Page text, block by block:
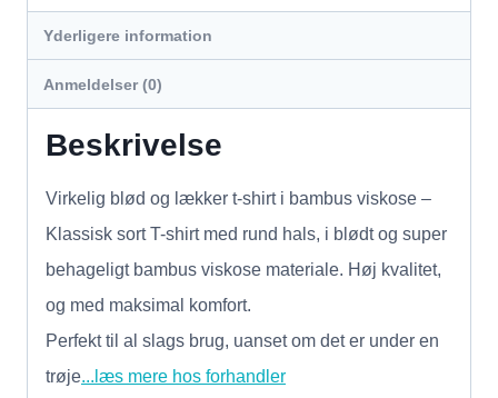
Yderligere information
Anmeldelser (0)
Beskrivelse
Virkelig blød og lækker t-shirt i bambus viskose –
Klassisk sort T-shirt med rund hals, i blødt og super
behageligt bambus viskose materiale. Høj kvalitet,
og med maksimal komfort.
Perfekt til al slags brug, uanset om det er under en
trøje...læs mere hos forhandler